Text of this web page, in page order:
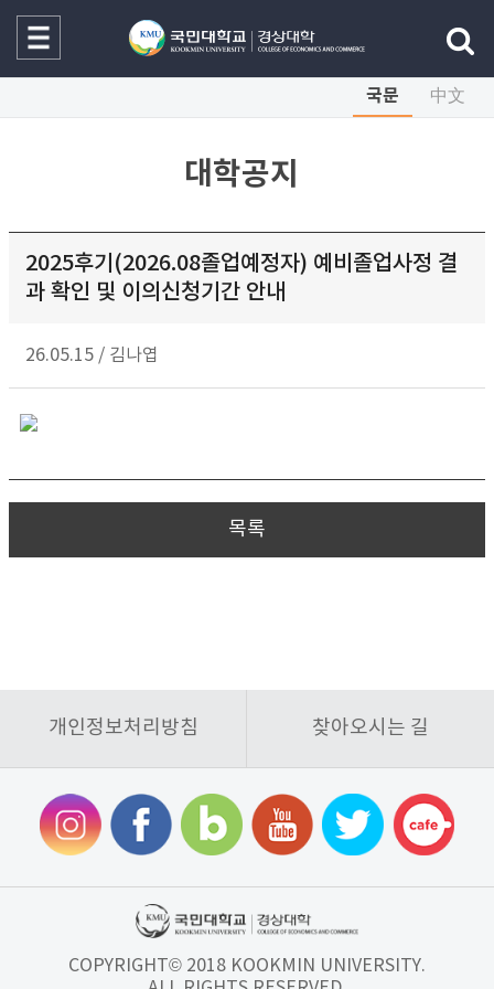
국문 中文
대학공지
2025후기(2026.08졸업예정자) 예비졸업사정 결
과 확인 및 이의신청기간 안내
26.05.15 / 김나엽
목록
개인정보처리방침 찾아오시는 길
COPYRIGHT© 2018 KOOKMIN UNIVERSITY.